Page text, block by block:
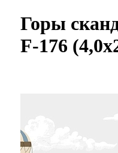
Горы
F-176